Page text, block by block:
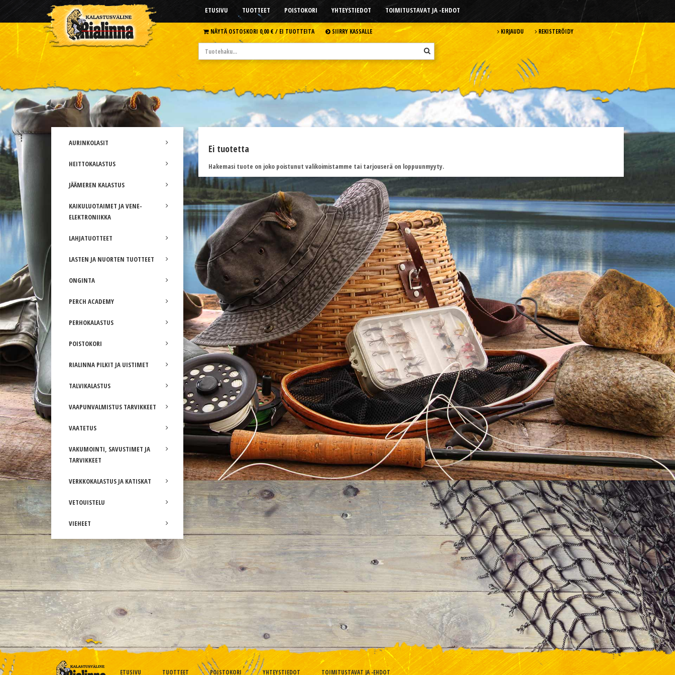
ETUSIVU TUOTTEET POISTOKORI YHTEYSTIEDOT TOIMITUSTAVAT JA -EHDOT
NÄYTÄ OSTOSKORI 0,00 € /EI TUOTTEITA SIIRRY KASSALLE KIRJAUDU REKISTERÖIDY
AURINKOLASIT
HEITTOKALASTUS
JÄÄMEREN KALASTUS
KAIKULUOTAIMET JA VENE-
ELEKTRONIIKKA
LAHJATUOTTEET
LASTEN JA NUORTEN TUOTTEET
ONGINTA
PERCH ACADEMY
PERHOKALASTUS
POISTOKORI
RIALINNA PILKIT JA UISTIMET
TALVIKALASTUS
VAAPUNVALMISTUS TARVIKKEET
VAATETUS
VAKUMOINTI, SAVUSTIMET JA
TARVIKKEET
VERKKOKALASTUS JA KATISKAT
VETOUISTELU
VIEHEET
Ei tuotetta
Hakemasi tuote on joko poistunut valikoimistamme tai tarjouserä on loppuunmyyty.
ETUSIVU TUOTTEET POISTOKORI YHTEYSTIEDOT TOIMITUSTAVAT JA -EHDOT